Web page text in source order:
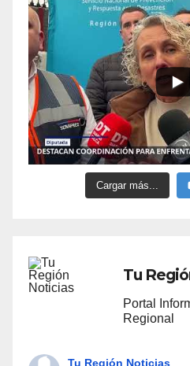
Cargar más...
Tu
Portal
Regional
Tu Región Noticias